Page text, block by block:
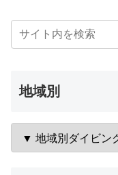
地域別